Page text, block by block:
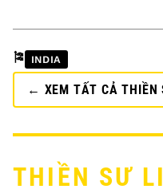
🎏 INDIA
← XEM TẤT CẢ THIỀN
THIỀN SƯ